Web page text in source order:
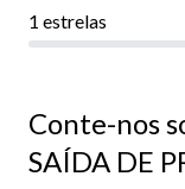
1 estrelas
Conte-nos
SAÍDA DE